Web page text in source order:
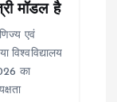
मॉडल है
एवं
विश्वविद्यालय
का